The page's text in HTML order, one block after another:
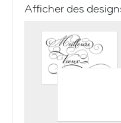
Afficher des